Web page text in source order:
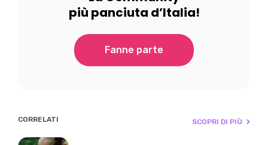
più panciuta d’Italia!
Fanne parte
CORRELATI SCOPRI DI PIÙ